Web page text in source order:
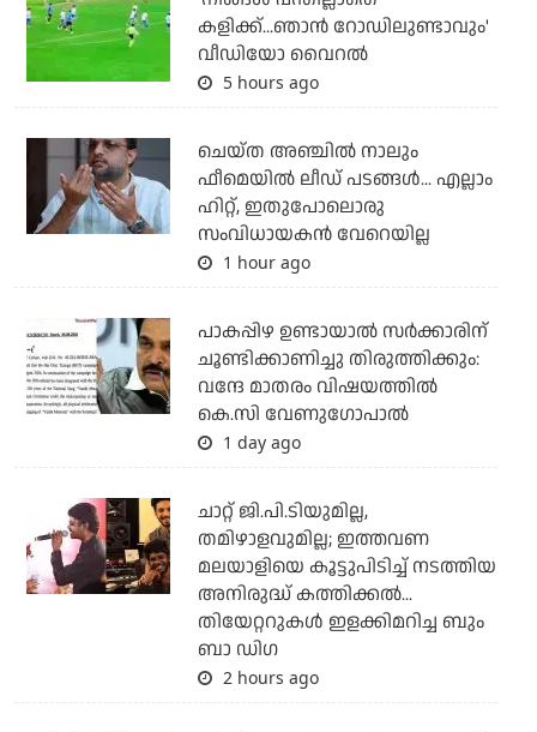
കളിക്ക്...ഞാന്‍ റോഡിലുണ്ടാവും'
വീഡിയോ വൈറല്‍
5 hours ago
ചെയ്ത അഞ്ചില്‍ നാലും
ഫീമെയില്‍ ലീഡ് പടങ്ങള്‍... എല്ലാം
ഹിറ്റ്, ഇതുപോലൊരു
സംവിധായകന്‍ വേറെയില്ല
1 hour ago
പാകപ്പിഴ ഉണ്ടായാല്‍ സര്‍ക്കാരിന്
ചൂണ്ടിക്കാണിച്ചു തിരുത്തിക്കും:
വന്ദേ മാതരം വിഷയത്തില്‍
കെ.സി വേണുഗോപാല്‍
1 day ago
ചാറ്റ് ജി.പി.ടിയുമില്ല,
തമിഴാളവുമില്ല; ഇത്തവണ
മലയാളിയെ കൂട്ടുപിടിച്ച് നടത്തിയ
അനിരുദ്ധ് കത്തിക്കല്‍...
തിയേറ്ററുകള്‍ ഇളക്കിമറിച്ച ബും
ബാ ഡിഗ
2 hours ago